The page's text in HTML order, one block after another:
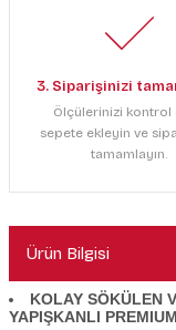
3. Siparişinizi
Ölçülerinizi kontrol
sepete ekleyin ve
tamamlayın.
Ürün Bilgisi
KOLAY SÖKÜLEN
YAPIŞKANLI